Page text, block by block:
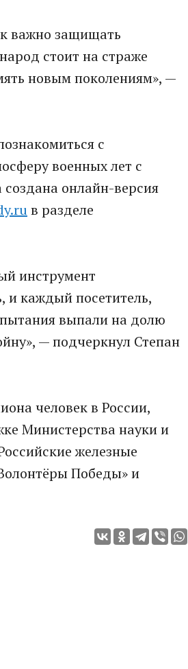
важно защищать
стоит на страже
новым поколениям», —
с
военных лет с
онлайн-версия
в разделе
инструмент
и каждый посетитель,
выпали на долю
— подчеркнул Степан
человек в России,
Министерства науки и
железные
Победы» и